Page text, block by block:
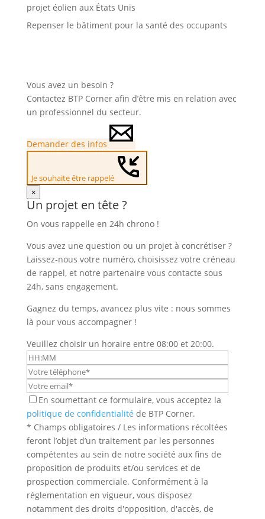
projet éolien aux États Unis
Repenser le bâtiment pour la santé des occupants
Vous avez un besoin ?
Contactez BTP Corner afin d’être mis en relation avec
un professionnel du secteur.
Demander des infos
Je souhaite être rappelé
×
Un projet en tête ?
On vous rappelle en 24h chrono !
Vous avez une question ou un projet à concrétiser ?
Laissez-nous votre numéro, choisissez votre créneau
de rappel, et notre partenaire vous contacte sous
24h, sans engagement.
Gagnez du temps, avancez plus vite : nous sommes
là pour vous accompagner !
Veuillez choisir un horaire entre 08:00 et 20:00.
En soumettant ce formulaire, vous acceptez la
politique de confidentialité de BTP Corner.
* Champs obligatoires / Les informations récoltées
feront l’objet d’un traitement par les personnes
compétentes au sein de notre société aux fins de
proposition de produits et/ou services et de
prospection commerciale. Conformément à la
réglementation en vigueur, vous disposez
notamment des droits d'opposition, d'accès, de